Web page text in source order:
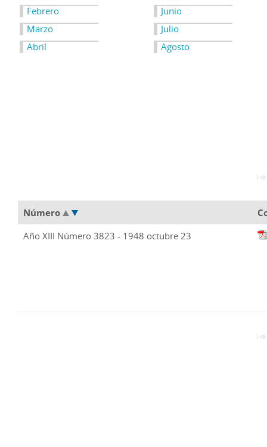
Febrero
Marzo
Abril
Junio
Julio
Agosto
Número
Año XIII Número 3823 - 1948 octubre 23